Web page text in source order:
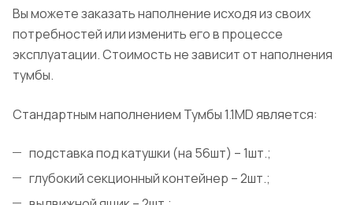
Вы можете заказать наполнение исходя из своих
потребностей или изменить его в процессе
эксплуатации. Стоимость не зависит от наполнения
тумбы.
Стандартным наполнением Тумбы 1.1МD является:
подставка под катушки (на 56шт) – 1шт.;
глубокий секционный контейнер – 2шт.;